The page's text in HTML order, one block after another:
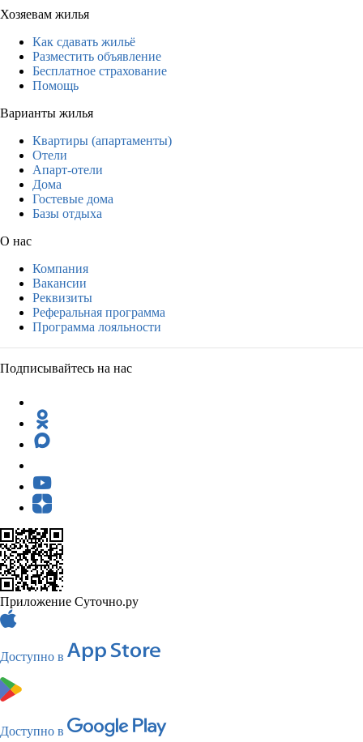
Хозяевам жилья
Как сдавать жильё
Разместить объявление
Бесплатное страхование
Помощь
Варианты жилья
Квартиры (апартаменты)
Отели
Апарт-отели
Дома
Гостевые дома
Базы отдыха
О нас
Компания
Вакансии
Реквизиты
Реферальная программа
Программа лояльности
Подписывайтесь на нас
Приложение Суточно.ру
Доступно в
Доступно в